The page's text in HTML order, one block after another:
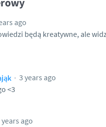
ago
będą kreatywne, ale
3 years ago
<3
years ago